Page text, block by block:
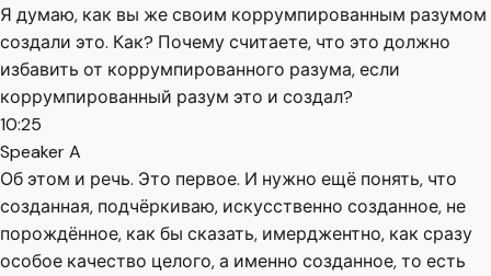
Я думаю, как вы же своим коррумпированным разумом
создали это. Как? Почему считаете, что это должно
избавить от коррумпированного разума, если
коррумпированный разум это и создал?
10:25
Speaker A
Об этом и речь. Это первое. И нужно ещё понять, что
созданная, подчёркиваю, искусственно созданное, не
порождённое, как бы сказать, имерджентно, как сразу
особое качество целого, а именно созданное, то есть